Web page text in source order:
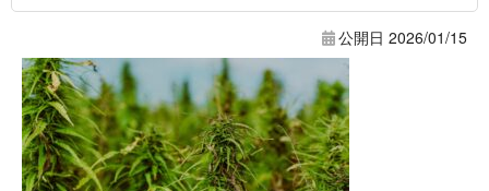
公開日 2026/01/15